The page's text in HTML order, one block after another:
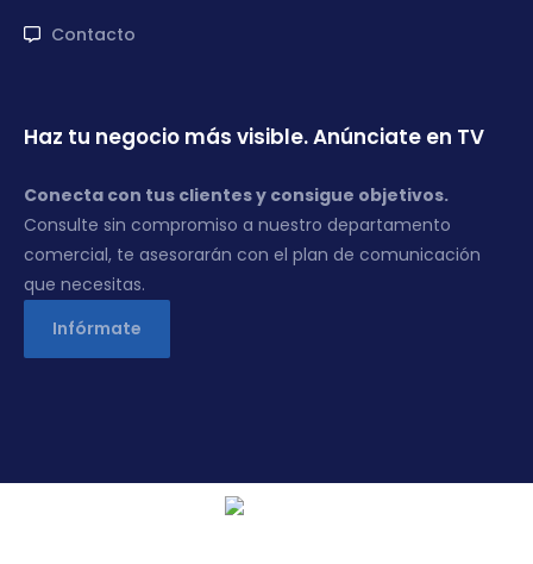
Contacto
Haz tu negocio más visible. Anúnciate en TV
Conecta con tus clientes y consigue objetivos.
Consulte sin compromiso a nuestro departamento
comercial, te asesorarán con el plan de comunicación
que necesitas.
Infórmate